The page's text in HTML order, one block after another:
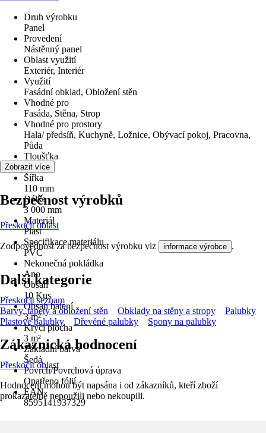
Druh výrobku
Panel
Provedení
Nástěnný panel
Oblast využití
Exteriér, Interiér
Využití
Fasádní obklad, Obložení stěn
Vhodné pro
Fasáda, Stěna, Strop
Vhodné pro prostory
Hala/ předsíň, Kuchyně, Ložnice, Obývací pokoj, Pracovna,
Půda
Tloušťka
9,2 mm
Šířka
110 mm
Délka
3 000 mm
Materiál
Plast
Specifikace materiálu
PVC
Nekonečná pokládka
Ano
Obsah
10 Kus
Obsah balení
3 m²
Krycí plocha
3 m²
Základní barva
Šedá
Povrch/Povrchová úprava
Opatřeno fólií
EAN
8595141937329
Zobrazit více
Bezpečnost výrobků
Přeskočit oblast
Zodpovědnost za bezpečnost výrobku viz informace výrobce .
Další kategorie
Přeskočit seznam
Barvy, tapety a obložení stěn
Obklady na stěny a stropy
Palubky
Plastové palubky
Dřevěné palubky Spony na palubky
Zákaznická hodnocení
Přeskočit oblast
Hodnocení mohou být napsána i od zákazníků, kteří zboží
prokazatelně nepoužili nebo nekoupili.